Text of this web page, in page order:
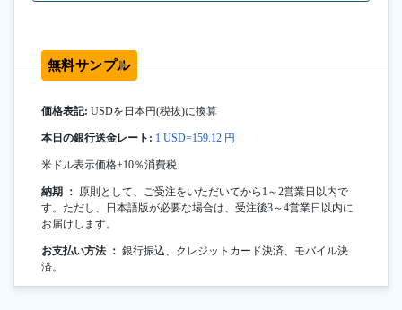
無料サンプル
価格表記: USDを日本円(税抜)に換算
本日の銀行送金レート: 1 USD=159.12 円
米ドル表示価格+10％消費税.
納期 ： 原則として、ご受注をいただいてから1～2営業日以内で
す。ただし、日本語版が必要な場合は、受注後3～4営業日以内に
お届けします。
お支払い方法 ： 銀行振込、クレジットカード決済、モバイル決
済。